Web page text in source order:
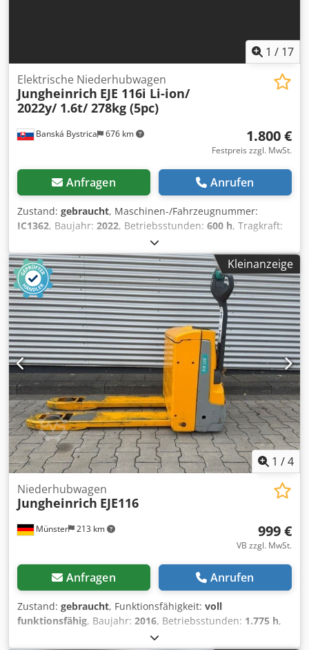
1 / 17
Banská Bystrica 676 km
Elektrische Niederhubwagen
Jungheinrich EJE 116i Li-ion/
2022y/ 1.6t/ 278kg (5pc)
1.800 €
Festpreis zzgl. MwSt.
Anfragen Anrufen
Zustand: gebraucht, Maschinen-/Fahrzeugnummer:
IC1362, Baujahr: 2022, Betriebsstunden: 600 h, Tragkraft:
278 kg
Hersteller: Jungheinrich Crodpfx Aljy Skcaeyef
Kleinanzeige
1 /4
Münster 213 km
Niederhubwagen
Jungheinrich EJE116
999 €
VB zzgl. MwSt.
Anfragen Anrufen
Zustand: gebraucht, Funktionsfähigkeit: voll
funktionsfähig, Baujahr: 2016, Betriebsstunden: 1.775 h,
, Hubhöhe:122 mm